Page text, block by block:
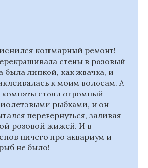
кошмарный ремонт!
стены в розовый
была липкой, как жвачка, и
к моим волосам. А
стоял огромный
рыбками, и он
перевернуться, заливая
розовой жижей. И в
ничего про аквариум и
не было!